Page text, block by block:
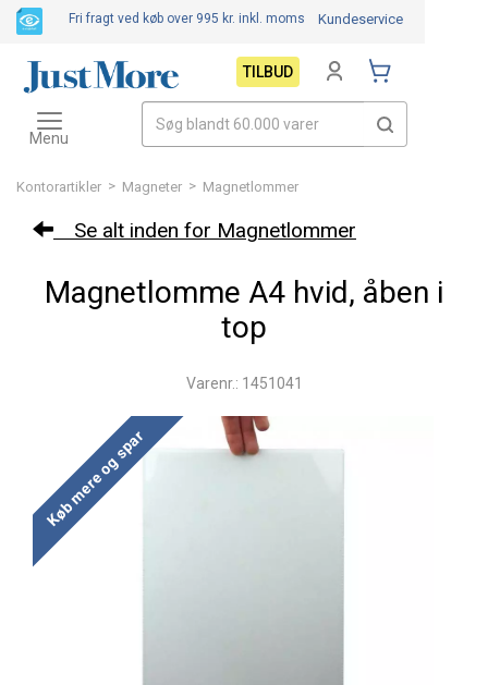
Kontorartikler > Magneter > Magnetlommer
Se alt inden for Magnetlommer
Magnetlomme A4 hvid, åben i
top
Varenr.: 1451041
Køb mere og spar
Fri fragt ved køb over 995 kr. inkl. moms Kundeservice
TILBUD
Toggle
navigation
Menu